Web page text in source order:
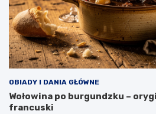
OBIADY I DANIA GŁÓWNE
Wołowina po burgundzku –
francuski